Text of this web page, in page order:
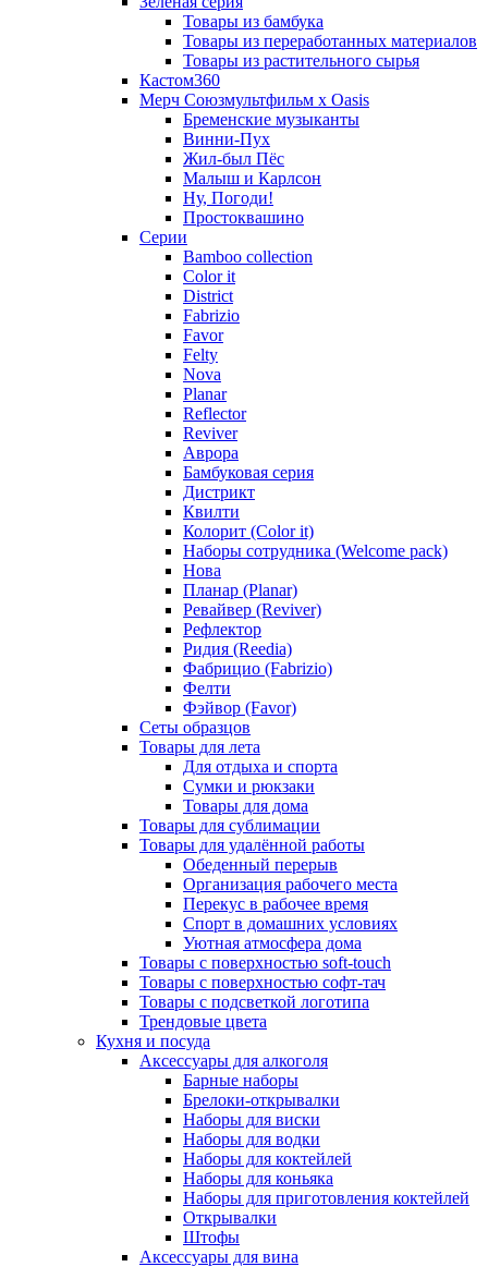
Товары из бамбука
Товары из переработанных материалов
Товары из растительного сырья
Кастом360
Мерч Союзмультфильм х Oasis
Бременские музыканты
Винни-Пух
Жил-был Пёс
Малыш и Карлсон
Ну, Погоди!
Простоквашино
Серии
Bamboo collection
Color it
District
Fabrizio
Favor
Felty
Nova
Planar
Reflector
Reviver
Аврора
Бамбуковая серия
Дистрикт
Квилти
Колорит (Color it)
Наборы сотрудника (Welcome pack)
Нова
Планар (Planar)
Ревайвер (Reviver)
Рефлектор
Ридия (Reedia)
Фабрицио (Fabrizio)
Фелти
Фэйвор (Favor)
Сеты образцов
Товары для лета
Для отдыха и спорта
Сумки и рюкзаки
Товары для дома
Товары для сублимации
Товары для удалённой работы
Обеденный перерыв
Организация рабочего места
Перекус в рабочее время
Спорт в домашних условиях
Уютная атмосфера дома
Товары с поверхностью soft-touch
Товары с поверхностью софт-тач
Товары с подсветкой логотипа
Трендовые цвета
Кухня и посуда
Аксессуары для алкоголя
Барные наборы
Брелоки-открывалки
Наборы для виски
Наборы для водки
Наборы для коктейлей
Наборы для коньяка
Наборы для приготовления коктейлей
Открывалки
Штофы
Аксессуары для вина